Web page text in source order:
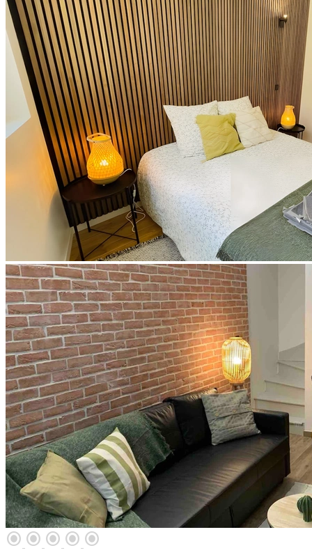
radio_button_checked radio_button_checked radio_button_checked radio_button_checked radio_button_checked